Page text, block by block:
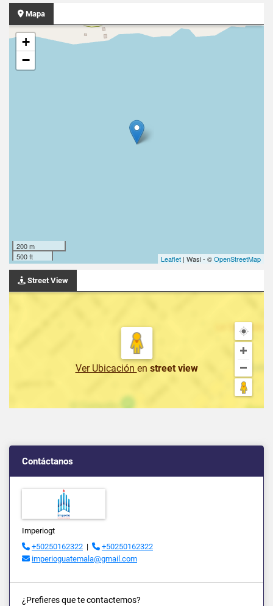
Mapa
+
−
200 m
500 ft
Leaflet | Wasi - ©OpenStreetMap
Street View
Ver Ubicación en street view
Contáctanos
Imperiogt
+50250162322 |
+50250162322
imperioguatemala@gmail.com
¿Prefieres que te contactemos?